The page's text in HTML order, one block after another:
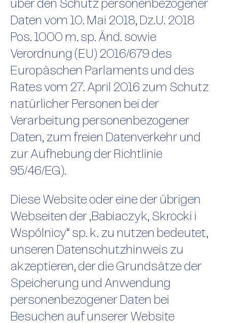
über den Schutz personenbezogener
Daten vom 10. Mai 2018, Dz.U. 2018
Pos. 1000 m. sp. Änd. sowie
Verordnung (EU) 2016/679 des
Europäschen Parlaments und des
Rates vom 27. April 2016 zum Schutz
natürlicher Personen bei der
Verarbeitung personenbezogener
Daten, zum freien Datenverkehr und
zur Aufhebung der Richtlinie
95/46/EG).
Diese Website oder eine der übrigen
Webseiten der „Babiaczyk, Skrocki i
Wspólnicy“ sp. k. zu nutzen bedeutet,
unseren Datenschutzhinweis zu
akzeptieren, der die Grundsätze der
Speicherung und Anwendung
personenbezogener Daten bei
Besuchen auf unserer Website